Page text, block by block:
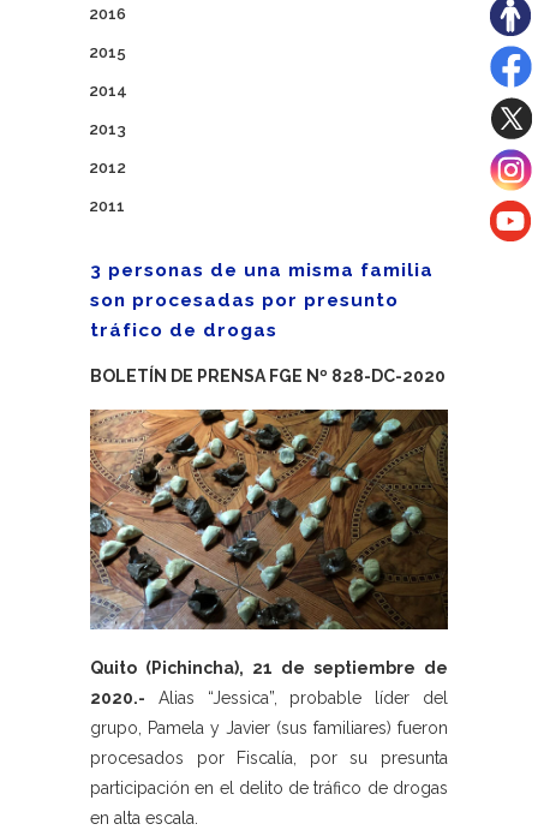
2016
2015
2014
2013
2012
2011
3 personas de una misma familia
son procesadas por presunto
tráfico de drogas
BOLETÍN DE PRENSA FGE Nº 828-DC-2020
Quito (Pichincha), 21 de septiembre de
2020.- Alias “Jessica”, probable líder del
grupo, Pamela y Javier (sus familiares) fueron
procesados por Fiscalía, por su presunta
participación en el delito de tráfico de drogas
en alta escala.